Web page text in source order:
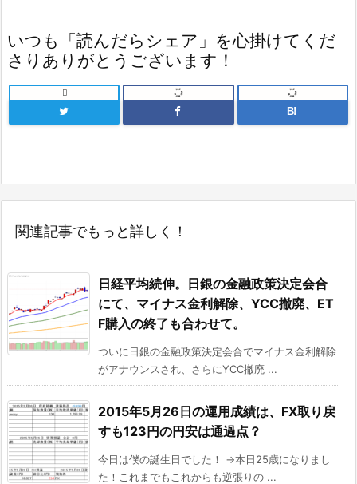
いつも「読んだらシェア」を心掛けてくだ
さりありがとうございます！

B!
関連記事でもっと詳しく！
日経平均続伸。日銀の金融政策決定会合
にて、マイナス金利解除、YCC撤廃、ET
F購入の終了も合わせて。
ついに日銀の金融政策決定会合でマイナス金利解除
がアナウンスされ、さらにYCC撤廃 ...
2015年5月26日の運用成績は、FX取り戻
すも123円の円安は通過点？
今日は僕の誕生日でした！ →本日25歳になりまし
た！これまでもこれからも逆張りの ...